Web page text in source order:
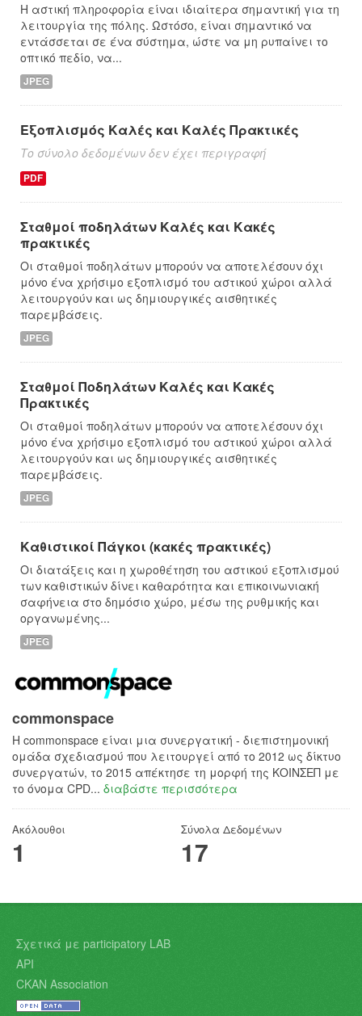
Η αστική πληροφορία είναι ιδιαίτερα σημαντική για τη
λειτουργία της πόλης. Ωστόσο, είναι σημαντικό να
εντάσσεται σε ένα σύστημα, ώστε να μη ρυπαίνει το
οπτικό πεδίο, να...
JPEG
Εξοπλισμός Καλές και Καλές Πρακτικές
Το σύνολο δεδομένων δεν έχει περιγραφή
PDF
Σταθμοί ποδηλάτων Καλές και Κακές
πρακτικές
Οι σταθμοί ποδηλάτων μπορούν να αποτελέσουν όχι
μόνο ένα χρήσιμο εξοπλισμό του αστικού χώροι αλλά
λειτουργούν και ως δημιουργικές αισθητικές
παρεμβάσεις.
JPEG
Σταθμοί Ποδηλάτων Καλές και Κακές
Πρακτικές
Οι σταθμοί ποδηλάτων μπορούν να αποτελέσουν όχι
μόνο ένα χρήσιμο εξοπλισμό του αστικού χώροι αλλά
λειτουργούν και ως δημιουργικές αισθητικές
παρεμβάσεις.
JPEG
Καθιστικοί Πάγκοι (κακές πρακτικές)
Οι διατάξεις και η χωροθέτηση του αστικού εξοπλισμού
των καθιστικών δίνει καθαρότητα και επικοινωνιακή
σαφήνεια στο δημόσιο χώρο, μέσω της ρυθμικής και
οργανωμένης...
JPEG
commonspace
H commonspace είναι μια συνεργατική - διεπιστημονική
ομάδα σχεδιασμού που λειτουργεί από το 2012 ως δίκτυο
συνεργατών, το 2015 απέκτησε τη μορφή της ΚΟΙΝΣΕΠ με
το όνομα CPD... διαβάστε περισσότερα
Ακόλουθοι
1
Σύνολα Δεδομένων
17
Σχετικά με participatory LAB
API
CKAN Association